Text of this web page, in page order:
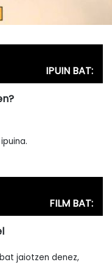
IPUIN BAT:
FILM BAT:
jaiotzen denez,